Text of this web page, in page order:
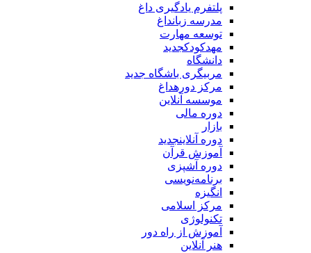
پلتفرم یادگیریداغ
مدرسه زبانداغ
توسعه مهارت
مهدکودکجدید
دانشگاه
مربیگری باشگاهجدید
مرکز دوره داغ
موسسه آنلاین
دوره مالی
بازار
دوره آنلاین جدید
آموزش قرآن
دوره آشپزی
برنامه‌نویسی
انگیزه
مرکز اسلامی
تکنولوژی
آموزش از راه دور
هنر آنلاین